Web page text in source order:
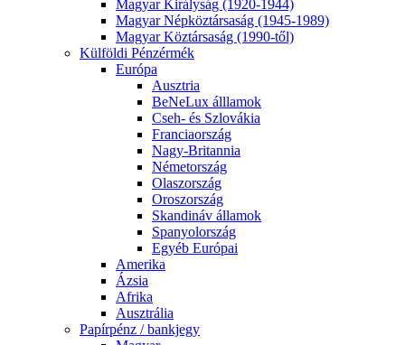
Magyar Királyság (1920-1944)
Magyar Népköztársaság (1945-1989)
Magyar Köztársaság (1990-től)
Külföldi Pénzérmék
Európa
Ausztria
BeNeLux álllamok
Cseh- és Szlovákia
Franciaország
Nagy-Britannia
Németország
Olaszország
Oroszország
Skandináv államok
Spanyolország
Egyéb Európai
Amerika
Ázsia
Afrika
Ausztrália
Papírpénz / bankjegy